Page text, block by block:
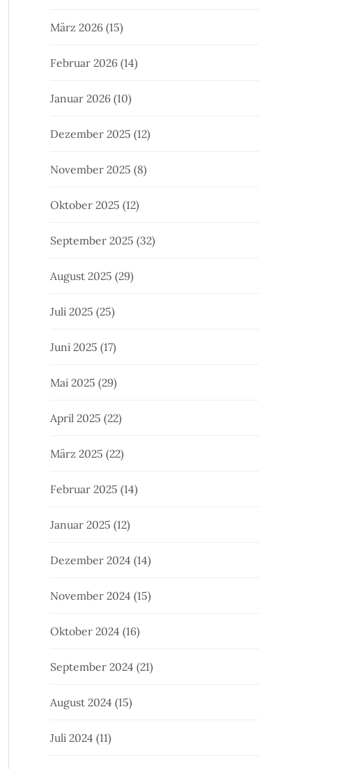
März 2026 (15)
Februar 2026 (14)
Januar 2026 (10)
Dezember 2025 (12)
November 2025 (8)
Oktober 2025 (12)
September 2025 (32)
August 2025 (29)
Juli 2025 (25)
Juni 2025 (17)
Mai 2025 (29)
April 2025 (22)
März 2025 (22)
Februar 2025 (14)
Januar 2025 (12)
Dezember 2024 (14)
November 2024 (15)
Oktober 2024 (16)
September 2024 (21)
August 2024 (15)
Juli 2024 (11)